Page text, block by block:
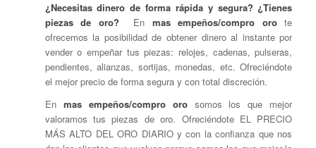
¿Necesitas dinero de forma rápida y segura? ¿Tienes
piezas de oro? En mas empeños/compro orote
ofrecemos la posibilidad de obtener dinero al instante por
vender o empeñar tus piezas: relojes, cadenas, pulseras,
pendientes, alianzas, sortijas, monedas, etc. Ofreciéndote
el mejor precio de forma segura y con total discreción.
En mas empeños/compro orosomos los que mejor
valoramos tus piezas de oro. Ofreciéndote EL PRECIO
MÁS ALTO DEL ORO DIARIO y con la confianza que nos